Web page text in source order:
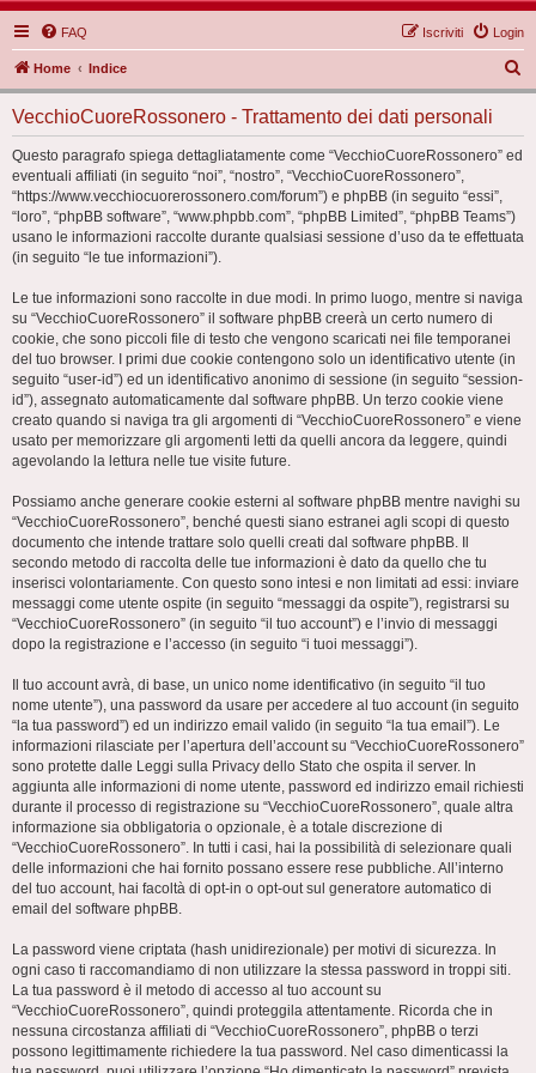
FAQ Login
Iscriviti
Home Indice
e
VecchioCuoreRossonero - Trattamento dei dati personali
Questo paragrafo spiega dettagliatamente come “VecchioCuoreRossonero” ed
eventuali affiliati (in seguito “noi”, “nostro”, “VecchioCuoreRossonero”,
“https://www.vecchiocuorerossonero.com/forum”) e phpBB (in seguito “essi”,
“loro”, “phpBB software”, “www.phpbb.com”, “phpBB Limited”, “phpBB Teams”)
usano le informazioni raccolte durante qualsiasi sessione d’uso da te effettuata
(in seguito “le tue informazioni”).
Le tue informazioni sono raccolte in due modi. In primo luogo, mentre si naviga
su “VecchioCuoreRossonero” il software phpBB creerà un certo numero di
cookie, che sono piccoli file di testo che vengono scaricati nei file temporanei
del tuo browser. I primi due cookie contengono solo un identificativo utente (in
seguito “user-id”) ed un identificativo anonimo di sessione (in seguito “session-
id”), assegnato automaticamente dal software phpBB. Un terzo cookie viene
creato quando si naviga tra gli argomenti di “VecchioCuoreRossonero” e viene
usato per memorizzare gli argomenti letti da quelli ancora da leggere, quindi
agevolando la lettura nelle tue visite future.
Possiamo anche generare cookie esterni al software phpBB mentre navighi su
“VecchioCuoreRossonero”, benché questi siano estranei agli scopi di questo
documento che intende trattare solo quelli creati dal software phpBB. Il
secondo metodo di raccolta delle tue informazioni è dato da quello che tu
inserisci volontariamente. Con questo sono intesi e non limitati ad essi: inviare
messaggi come utente ospite (in seguito “messaggi da ospite”), registrarsi su
“VecchioCuoreRossonero” (in seguito “il tuo account”) e l’invio di messaggi
dopo la registrazione e l’accesso (in seguito “i tuoi messaggi”).
Il tuo account avrà, di base, un unico nome identificativo (in seguito “il tuo
nome utente”), una password da usare per accedere al tuo account (in seguito
“la tua password”) ed un indirizzo email valido (in seguito “la tua email”). Le
informazioni rilasciate per l’apertura dell’account su “VecchioCuoreRossonero”
sono protette dalle Leggi sulla Privacy dello Stato che ospita il server. In
aggiunta alle informazioni di nome utente, password ed indirizzo email richiesti
durante il processo di registrazione su “VecchioCuoreRossonero”, quale altra
informazione sia obbligatoria o opzionale, è a totale discrezione di
“VecchioCuoreRossonero”. In tutti i casi, hai la possibilità di selezionare quali
delle informazioni che hai fornito possano essere rese pubbliche. All’interno
del tuo account, hai facoltà di opt-in o opt-out sul generatore automatico di
email del software phpBB.
La password viene criptata (hash unidirezionale) per motivi di sicurezza. In
ogni caso ti raccomandiamo di non utilizzare la stessa password in troppi siti.
La tua password è il metodo di accesso al tuo account su
“VecchioCuoreRossonero”, quindi proteggila attentamente. Ricorda che in
nessuna circostanza affiliati di “VecchioCuoreRossonero”, phpBB o terzi
possono legittimamente richiedere la tua password. Nel caso dimenticassi la